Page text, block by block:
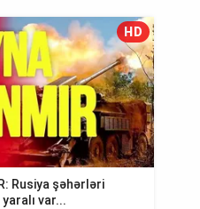
HD
Rusiya şəhərləri
var...